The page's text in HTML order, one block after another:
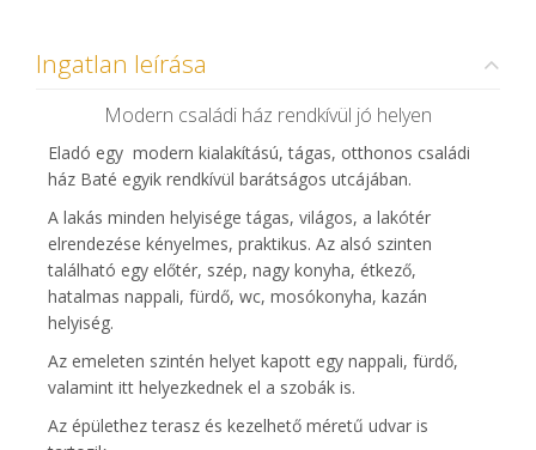
Ingatlan leírása
Modern családi ház rendkívül jó helyen
Eladó egy modern kialakítású, tágas, otthonos családi
ház Baté egyik rendkívül barátságos utcájában.
A lakás minden helyisége tágas, világos, a lakótér
elrendezése kényelmes, praktikus. Az alsó szinten
található egy előtér, szép, nagy konyha, étkező,
hatalmas nappali, fürdő, wc, mosókonyha, kazán
helyiség.
Az emeleten szintén helyet kapott egy nappali, fürdő,
valamint itt helyezkednek el a szobák is.
Az épülethez terasz és kezelhető méretű udvar is